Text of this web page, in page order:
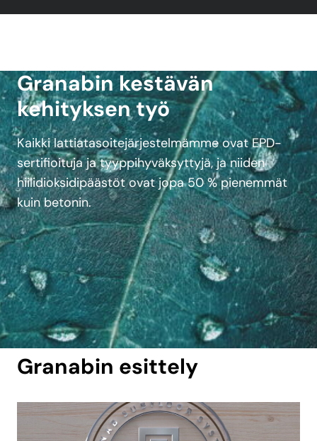
Granabin kestävän
kehityksen työ
Kaikki lattiatasoitejärjestelmämme ovat EPD-
sertifioituja ja tyyppihyväksyttyjä, ja niiden
hiilidioksidipäästöt ovat jopa 50 % pienemmät
kuin betonin.
MEISTÄ
Granabin esittely